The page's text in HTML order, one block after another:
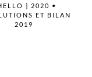
} WALLPAPERS
OF MOON